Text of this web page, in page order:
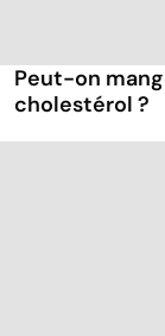
Peut-on
cholestérol ?